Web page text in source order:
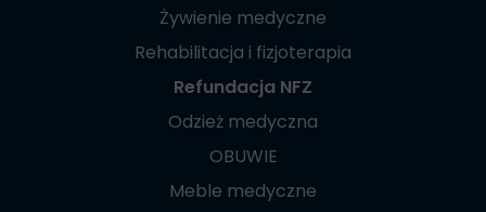
Żywienie medyczne
Rehabilitacja i fizjoterapia
Refundacja NFZ
Odzież medyczna
OBUWIE
Meble medyczne